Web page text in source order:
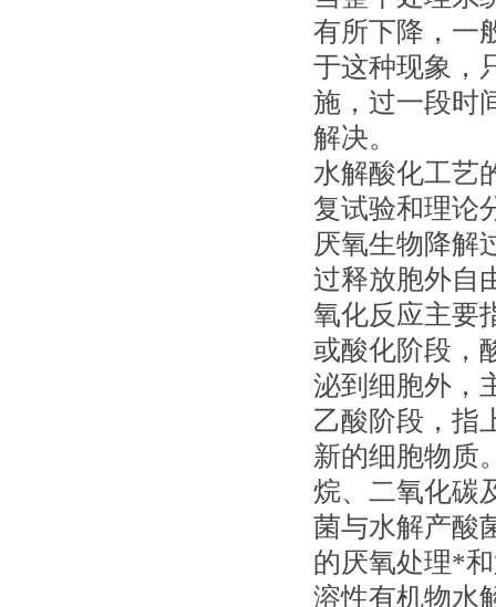
有所下降，一
于这种现象，
施，过一段时
解决。
水解酸化工艺
复试验和理论
厌氧生物降解
过释放胞外自
氧化反应主要
或酸化阶段，
泌到细胞外，
乙酸阶段，指
新的细胞物质
烷、二氧化碳
菌与水解产酸
的厌氧处理*
溶性有机物水